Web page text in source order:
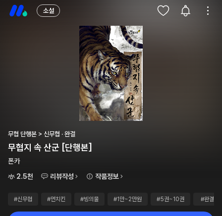
소설
무협 단행본 > 신무협 · 완결
무협지 속 산군 [단행본]
폰카
2.5천
리뷰작성 작품정보
#신무협 #먼치킨 #빙의물 #1만~2만원 #5권~10권 #완결